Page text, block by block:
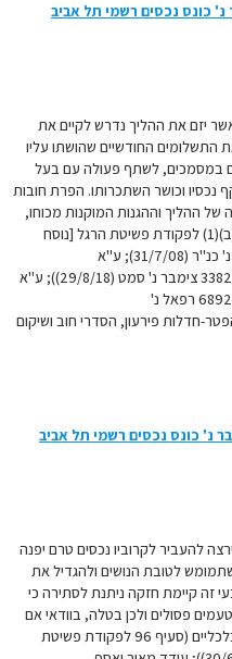
18 ווספי חאמד נ' כונס נכסים רשמי תל אביב
יזם את ההליך נדרש לקיים את
התשלומים החודשיים שהושתו עליו
במסמכים, לשתף פעולה עם בעל
וכושר השתכרותו. הפרת חובות
של ההליך וההגנות המוקנות מכוחו,
והיא עשויה להצדיק ביטול ההליך (סעיף 63(ב)(1) לפקודת פשיטת הרגל [נוסח
חדש], תש"ם-19801 ע"א 2063/07 יצחקי נ' כנ"ר (31/7/08); ע"א
7994/08 גוטמן נ' כנ"ר (1/2/11); ע"א 3382/17 צימבר נ' סמט (29/8/18)); ע"א
7373/18 גל נ' בן ארצי (2/10/19); ע"א6892/18 ‏רפאל נ'
דגני, הפטר-חדלות פירעון, הסדרי חוב ושיקום
15 עו"ד ארז חבר נ' כונס נכסים רשמי תל אביב
להעביר לקרוביו נכסים טרם יפנה
לטובת הנושים ולהגדיל את
זה קיימת חזקה ניתנת לסתירה כי
פסולים ולכן בטלה, בוודאי אם
הוכח שבאותה עת החייב כבר היה בקשיים כלכליים (סעיף 96 לפקודת פשיטת